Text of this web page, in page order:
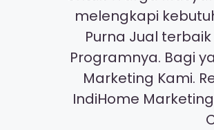
melengkapi
Purna Jual
Programnya. Bagi
Marketing Kami.
IndiHome